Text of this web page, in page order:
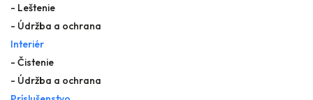
- Leštenie
- Údržba a ochrana
Interiér
- Čistenie
- Údržba a ochrana